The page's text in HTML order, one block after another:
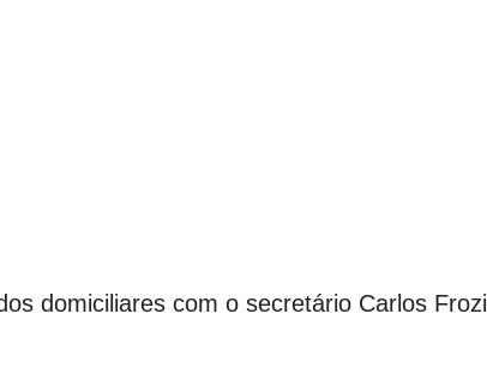
domiciliares com o secretário Carlos Frozi